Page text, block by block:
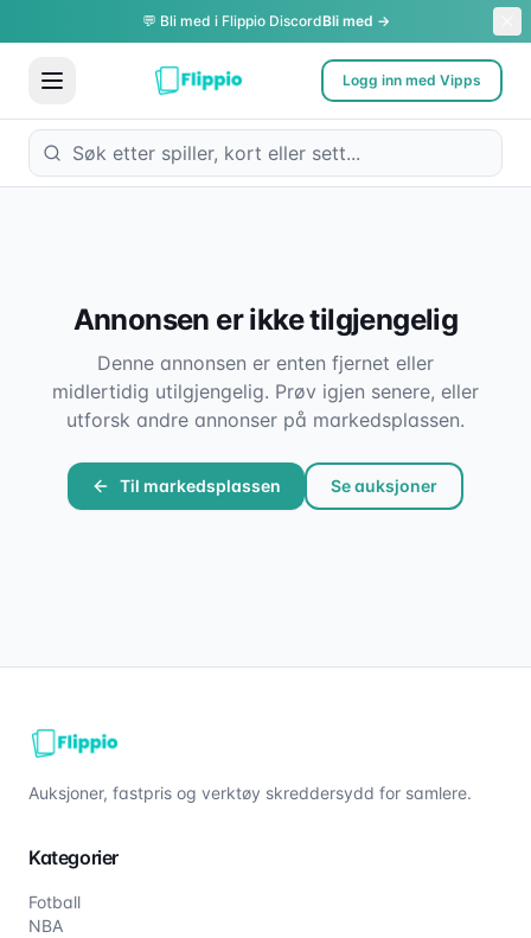
💬 Bli med i Flippio DiscordBli med →
Logg inn med Vipps
Annonsen er ikke tilgjengelig
Denne annonsen er enten fjernet eller
midlertidig utilgjengelig. Prøv igjen senere, eller
utforsk andre annonser på markedsplassen.
Til markedsplassen Se auksjoner
Auksjoner, fastpris og verktøy skreddersydd for samlere.
Kategorier
Fotball
NBA